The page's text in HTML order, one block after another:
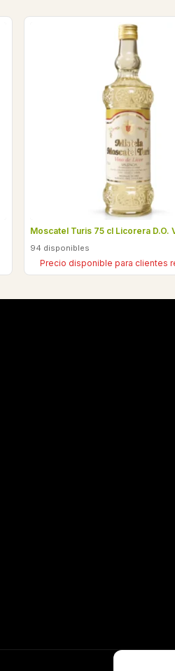
Moscatel Turis 75 cl Licorera D.O.
94 disponibles
Precio disponible para clientes